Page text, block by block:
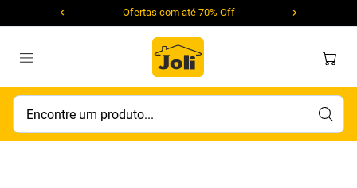
Ofertas com até 70% Off
Encontre um produto...